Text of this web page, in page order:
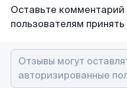
Оставьте
пользователям